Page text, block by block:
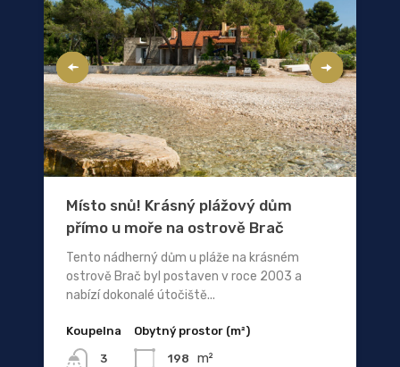
Místo snů! Krásný plážový dům
přímo u moře na ostrově Brač
Tento nádherný dům u pláže na krásném
ostrově Brač byl postaven v roce 2003 a
nabízí dokonalé útočiště...
Koupelna
3
Obytný prostor (m²)
198 m²